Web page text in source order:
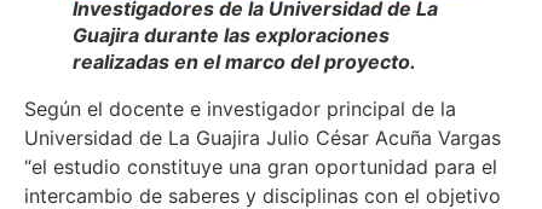
Investigadores de la Universidad de La
Guajira durante las exploraciones
realizadas en el marco del proyecto.
Según el docente e investigador principal de la
Universidad de La Guajira Julio César Acuña Vargas
“el estudio constituye una gran oportunidad para el
intercambio de saberes y disciplinas con el objetivo